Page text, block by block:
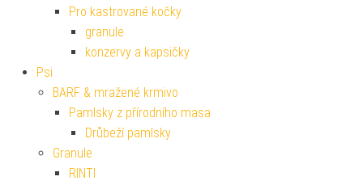
Pro kastrované kočky
granule
konzervy a kapsičky
Psi
BARF & mražené krmivo
Pamlsky z přírodního masa
Drůbeží pamlsky
Granule
RINTI